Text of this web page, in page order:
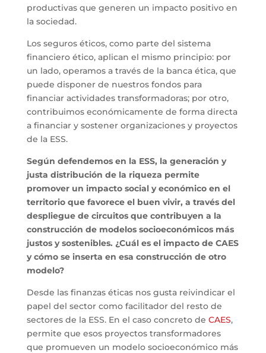
productivas que generen un impacto positivo en
la sociedad.
Los seguros éticos, como parte del sistema
financiero ético, aplican el mismo principio: por
un lado, operamos a través de la banca ética, que
puede disponer de nuestros fondos para
financiar actividades transformadoras; por otro,
contribuimos económicamente de forma directa
a financiar y sostener organizaciones y proyectos
de la ESS.
Según defendemos en la ESS, la generación y
justa distribución de la riqueza permite
promover un impacto social y económico en el
territorio que favorece el buen vivir, a través del
despliegue de circuitos que contribuyen a la
construcción de modelos socioeconómicos más
justos y sostenibles. ¿Cuál es el impacto de CAES
y cómo se inserta en esa construcción de otro
modelo?
Desde las finanzas éticas nos gusta reivindicar el
papel del sector como facilitador del resto de
sectores de la ESS. En el caso concreto de CAES,
permite que esos proyectos transformadores
que promueven un modelo socioeconómico más